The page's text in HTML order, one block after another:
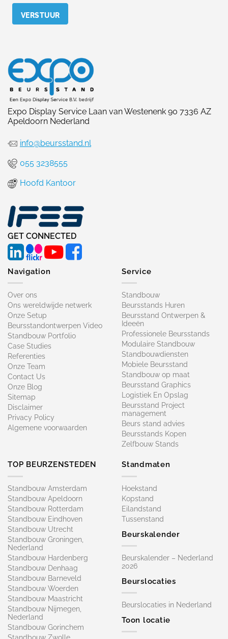
Expo Display Service Laan van Westenenk 90 7336 AZ
Apeldoorn Nederland
info@beursstand.nl
055 3238555
Hoofd Kantoor
GET CONNECTED
Navigation
Over ons
Ons wereldwijde netwerk
Onze Setup
Beursstandontwerpen Video
Standbouw Portfolio
Case Studies
Referenties
Onze Team
Contact Us
Onze Blog
Sitemap
Disclaimer
Privacy Policy
Algemene voorwaarden
Service
Standbouw
Beursstands Huren
Beursstand Ontwerpen &
Ideeën
Professionele Beursstands
Modulaire Standbouw
Standbouwdiensten
Mobiele Beursstand
Standbouw op maat​
Beursstand Graphics
Logistiek En Opslag
Beursstand Project
management
Beurs stand advies
Beursstands Kopen
Zelfbouw Stands
TOP BEURZENSTEDEN
Standbouw Amsterdam
Standbouw Apeldoorn
Standbouw Rotterdam
Standbouw Eindhoven
Standbouw Utrecht
Standbouw Groningen,
Nederland
Standbouw Hardenberg
Standbouw Denhaag
Standbouw Barneveld
Standbouw Woerden
Standbouw Maastricht
Standbouw Nijmegen,
Nederland
Standbouw Gorinchem
Standbouw Zwolle
Standmaten
Hoekstand
Kopstand
Eilandstand
Tussenstand
Beurskalender
Beurskalender – Nederland
2026
Beurslocaties
Beurslocaties in Nederland
Toon locatie